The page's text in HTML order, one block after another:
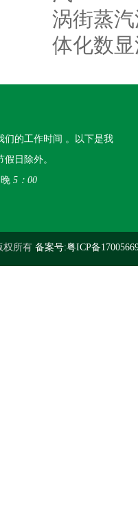
涡街蒸
体化数
们的工作时间 。以下是我
日除外。
5：00
权所有 备案号:粤ICP备